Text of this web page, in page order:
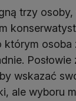
trzy osoby,
którym osoba
Posłowie
wskazać
ale wyboru